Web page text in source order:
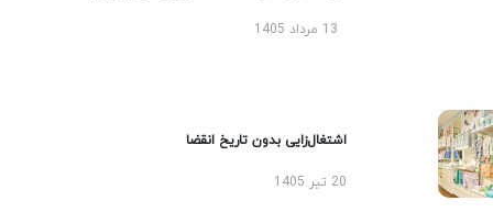
13 مرداد 1405
اشتغال‌زایی بدون تاریخ انقضا
20 تیر 1405